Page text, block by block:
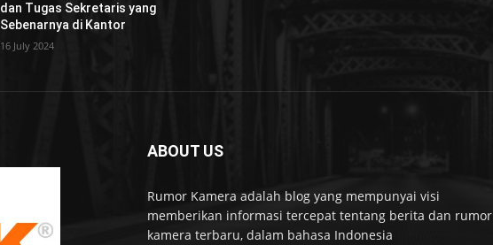
dan Tugas Sekretaris yang
Sebenarnya di Kantor
16 July 2024
ABOUT US
Rumor Kamera adalah blog yang mempunyai visi
memberikan informasi tercepat tentang berita dan rumor
kamera terbaru, dalam bahasa Indonesia